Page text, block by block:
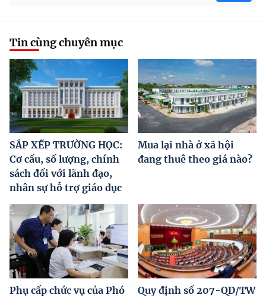
Tin cùng chuyên mục
SẮP XẾP TRƯỜNG HỌC:
Cơ cấu, số lượng, chính
sách đối với lãnh đạo,
nhân sự hỗ trợ giáo dục
Mua lại nhà ở xã hội
đang thuê theo giá nào?
Phụ cấp chức vụ của Phó
Quy định số 207-QĐ/TW